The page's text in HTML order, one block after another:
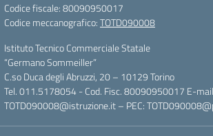
Codice fiscale: 80090950017
Codice meccanografico:TOTD090008
Istituto Tecnico Commerciale Statale
“Germano Sommeiller”
C.so Duca degli Abruzzi, 20 – 10129 Torino
Tel. 011.5178054 - Cod. Fisc. 80090950017 E-
TOTD090008@istruzione.it – PEC: